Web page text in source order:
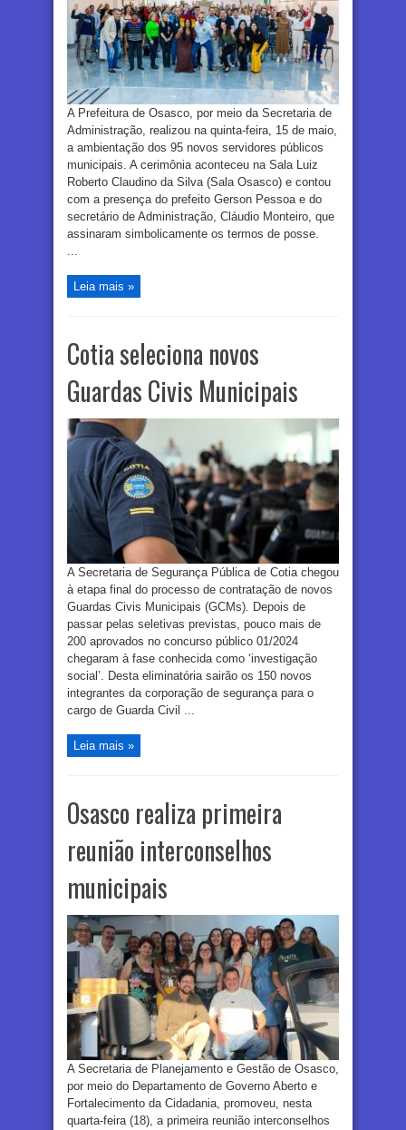
A Prefeitura de Osasco, por meio da Secretaria de
Administração, realizou na quinta-feira, 15 de maio,
a ambientação dos 95 novos servidores públicos
municipais. A cerimônia aconteceu na Sala Luiz
Roberto Claudino da Silva (Sala Osasco) e contou
com a presença do prefeito Gerson Pessoa e do
secretário de Administração, Cláudio Monteiro, que
assinaram simbolicamente os termos de posse.
...
Leia mais »
Cotia seleciona novos
Guardas Civis Municipais
A Secretaria de Segurança Pública de Cotia chegou
à etapa final do processo de contratação de novos
Guardas Civis Municipais (GCMs). Depois de
passar pelas seletivas previstas, pouco mais de
200 aprovados no concurso público 01/2024
chegaram à fase conhecida como ‘investigação
social’. Desta eliminatória sairão os 150 novos
integrantes da corporação de segurança para o
cargo de Guarda Civil ...
Leia mais »
Osasco realiza primeira
reunião interconselhos
municipais
A Secretaria de Planejamento e Gestão de Osasco,
por meio do Departamento de Governo Aberto e
Fortalecimento da Cidadania, promoveu, nesta
quarta-feira (18), a primeira reunião interconselhos